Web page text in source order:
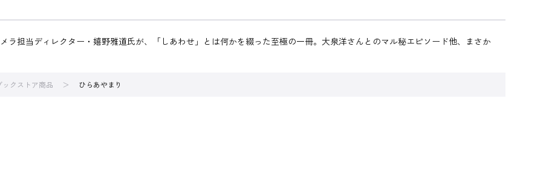
ラ担当ディレクター・嬉野雅道氏が、「しあわせ」とは何かを綴った至極の一冊。大泉洋さんとのマル秘エピソード他、まさか
ックストア商品 ひらあやまり